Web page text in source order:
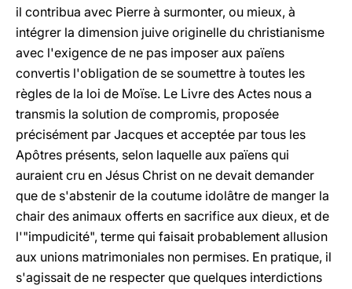
il contribua avec Pierre à surmonter, ou mieux, à
intégrer la dimension juive originelle du christianisme
avec l'exigence de ne pas imposer aux païens
convertis l'obligation de se soumettre à toutes les
règles de la loi de Moïse. Le Livre des Actes nous a
transmis la solution de compromis, proposée
précisément par Jacques et acceptée par tous les
Apôtres présents, selon laquelle aux païens qui
auraient cru en Jésus Christ on ne devait demander
que de s'abstenir de la coutume idolâtre de manger la
chair des animaux offerts en sacrifice aux dieux, et de
l'"impudicité", terme qui faisait probablement allusion
aux unions matrimoniales non permises. En pratique, il
s'agissait de ne respecter que quelques interdictions